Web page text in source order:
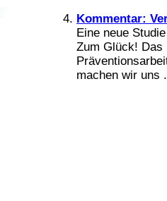
Kommentar:
Eine neue
Zum Glück! Das
machen wir uns